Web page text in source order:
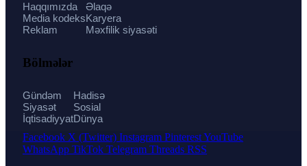
Haqqımızda
Media kodeks
Reklam
Əlaqə
Karyera
Məxfilik siyasəti
Bölmələr
Gündəm
Siyasət
İqtisadiyyat
Hadisə
Sosial
Dünya
Facebook X (Twitter) Instagram PinterestYouTube
WhatsApp TikTok Telegram Threads RSS